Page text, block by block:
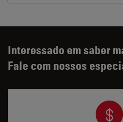
Interessado em saber
Fale com nossos